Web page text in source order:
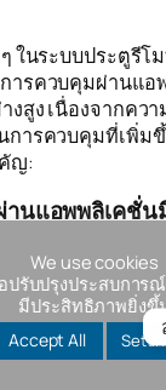
ในระบบประตูรีโ
ารควบคุมผ่านแอ
งสูง เนื่องจากคว
การควบคุมที่เพิ่ม
ญ:
านแอพพลิเคชั่น
: ผู้ใช้งานสามาร
แอพพลิเคชั่นที่ติด
ล็ต แอพพลิเคชั่นเ
ผ่าน Wi-Fi หรือ
We use cookies
ปรับปรุงประสบการ
มีประสิทธิภาพยิ่งขึ้
Accept All